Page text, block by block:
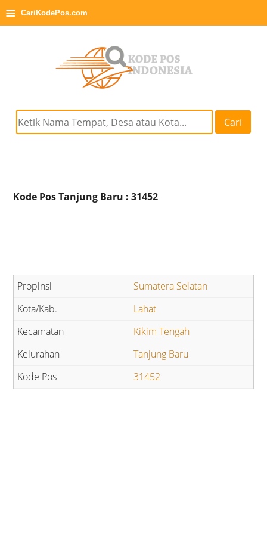
≡ CariKodePos.com
Cari
Kode Pos Tanjung Baru : 31452
Sumatera Selatan
Lahat
Kikim Tengah
Tanjung Baru
31452